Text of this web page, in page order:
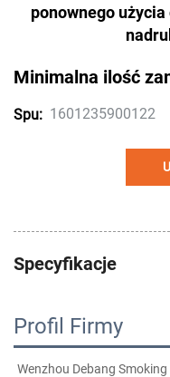
ponownego
Minimalna ilość
Spu: 1601235900122
Specyfikacje
Profil Firmy
Wenzhou Debang